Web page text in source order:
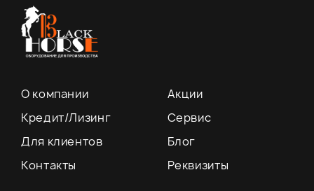
О компании
Акции
Кредит/Лизинг
Сервис
Для клиентов
Блог
Контакты
Реквизиты